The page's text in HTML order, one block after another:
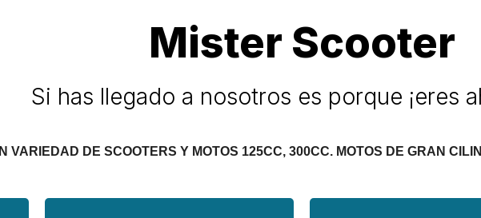
Mister Scooter
Si has llegado a nosotros es porque ¡eres
VARIEDAD DE SCOOTERS Y MOTOS 125CC, 300CC. MOTOS DE GRAN